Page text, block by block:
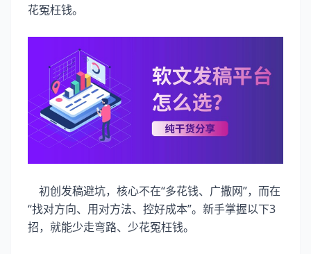
花冤枉钱。
初创发稿避坑，核心不在“多花钱、广撒网”，而在
“找对方向、用对方法、控好成本”。新手掌握以下3
招，就能少走弯路、少花冤枉钱。